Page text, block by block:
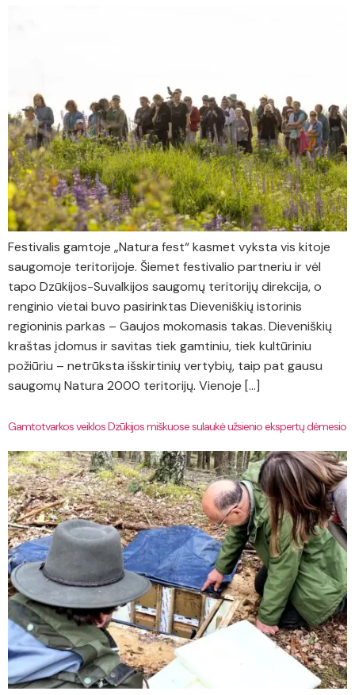
Festivalis gamtoje „Natura fest“ kasmet vyksta vis kitoje
saugomoje teritorijoje. Šiemet festivalio partneriu ir vėl
tapo Dzūkijos-Suvalkijos saugomų teritorijų direkcija, o
renginio vietai buvo pasirinktas Dieveniškių istorinis
regioninis parkas – Gaujos mokomasis takas. Dieveniškių
kraštas įdomus ir savitas tiek gamtiniu, tiek kultūriniu
požiūriu – netrūksta išskirtinių vertybių, taip pat gausu
saugomų Natura 2000 teritorijų. Vienoje […]
Gamtotvarkos veiklos Dzūkijos miškuose sulaukė užsienio ekspertų dėmesio